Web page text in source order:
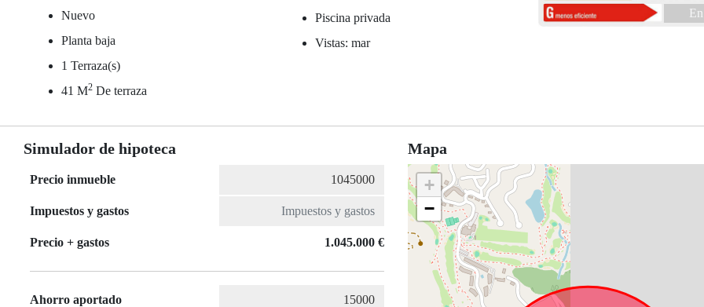
Nuevo
Planta baja
1 Terraza(s)
41 M2 De terraza
Piscina privada
Vistas: mar
Simulador de hipoteca
Precio inmueble
Impuestos y gastos
Precio + gastos 1.045.000 €
Ahorro aportado
Mapa
+
−